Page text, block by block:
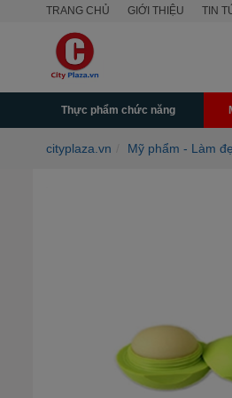
TRANG CHỦ GIỚI THIỆU TIN
Thực phẩm chức năng
cityplaza.vn Mỹ phẩm - Làm